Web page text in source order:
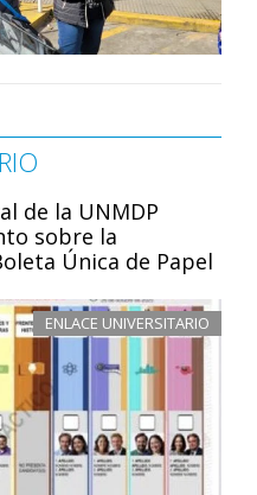
de la UNMDP
sobre la
Única de Papel
ENLACE UNIVERSITARIO